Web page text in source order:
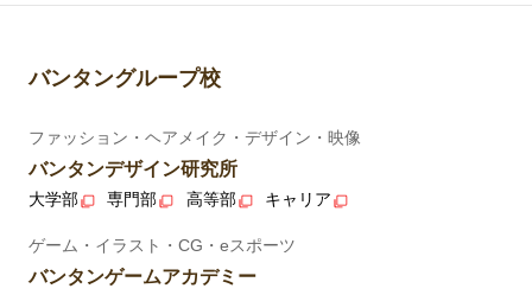
バンタングループ校
ファッション・ヘアメイク・デザイン・映像
バンタンデザイン研究所
大学部 専門部 高等部 キャリア
ゲーム・イラスト・CG・eスポーツ
バンタンゲームアカデミー